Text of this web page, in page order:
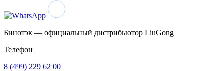
Бинотэк — официальный дистрибьютор LiuGong
Телефон
8 (499) 229 62 00